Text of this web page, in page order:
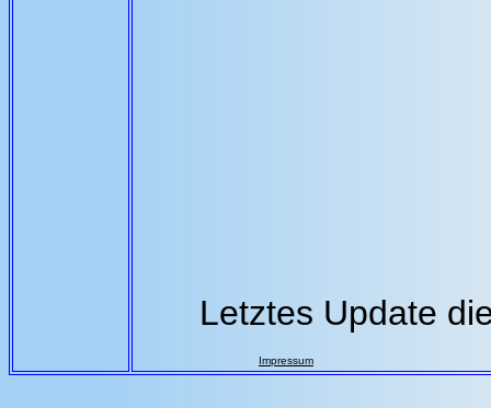
Letztes Update
Impressum